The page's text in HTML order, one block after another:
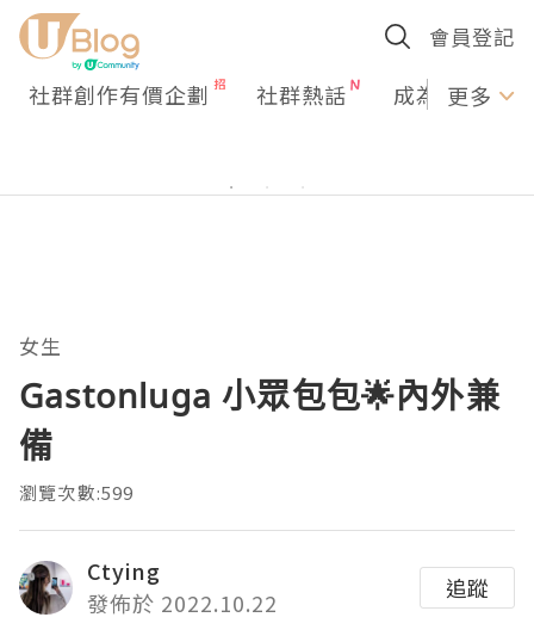
會員登記
社群創作有價企劃 社群熱話 成為U更多
女生
Gastonluga 小眾包包🌟內外兼
備
瀏覽次數:599
Ctying
發佈於 2022.10.22
追蹤